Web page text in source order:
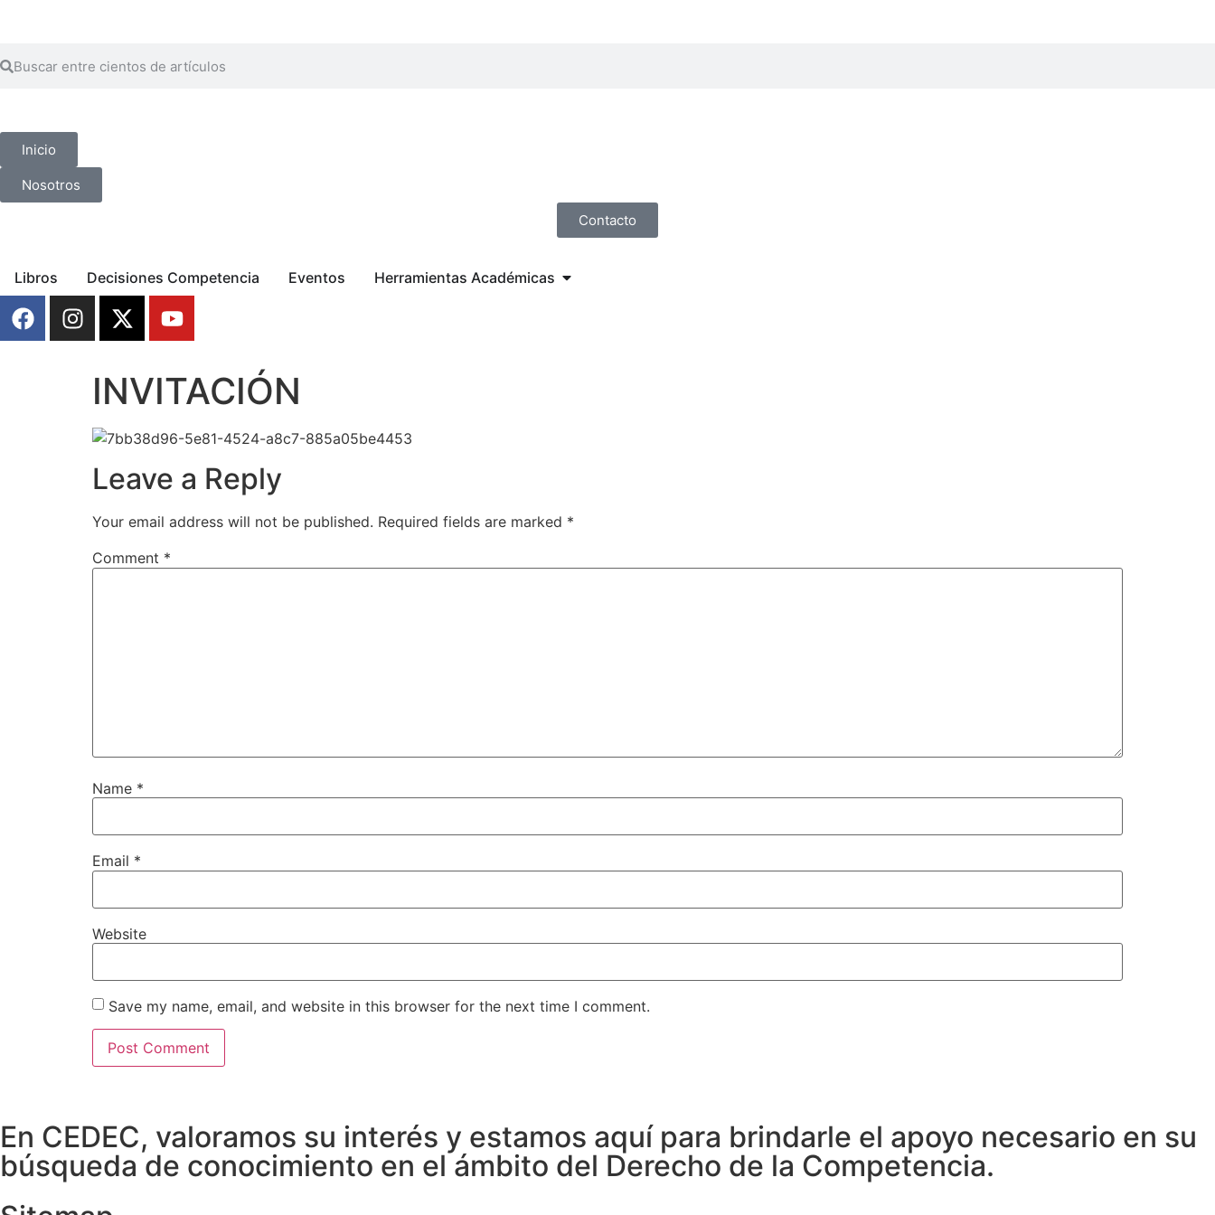
Inicio
Nosotros
Contacto
Libros Decisiones Competencia Eventos Herramientas Académicas
INVITACIÓN
Leave a Reply
Your email address will not be published. Required fields are marked *
Comment *
Name *
Email *
Website
Save my name, email, and website in this browser for the next time I comment.
En CEDEC, valoramos su interés y estamos aquí para brindarle el apoyo necesario en su
búsqueda de conocimiento en el ámbito del Derecho de la Competencia.